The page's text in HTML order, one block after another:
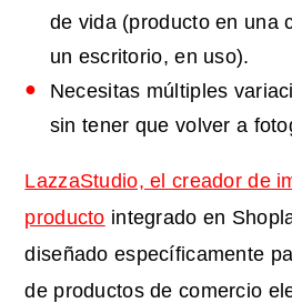
de vida (producto en una
un escritorio, en uso).
Necesitas múltiples
sin tener que volver a
LazzaStudio, el creador de
producto integrado en
diseñado específicamente
de productos de comercio